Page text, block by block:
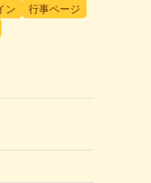
ン
行事ページ